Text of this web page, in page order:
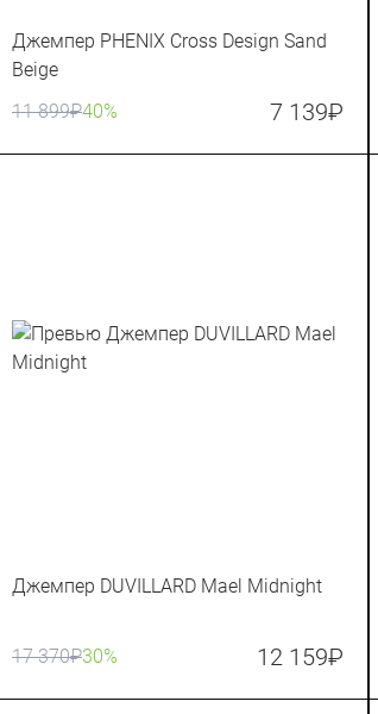
Джемпер PHENIX Cross Design Sand
Beige
11 899₽40% 7 139₽
Джемпер DUVILLARD Mael Midnight
17 370₽30% 12 159₽